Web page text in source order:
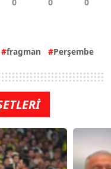
fragman Perşembe